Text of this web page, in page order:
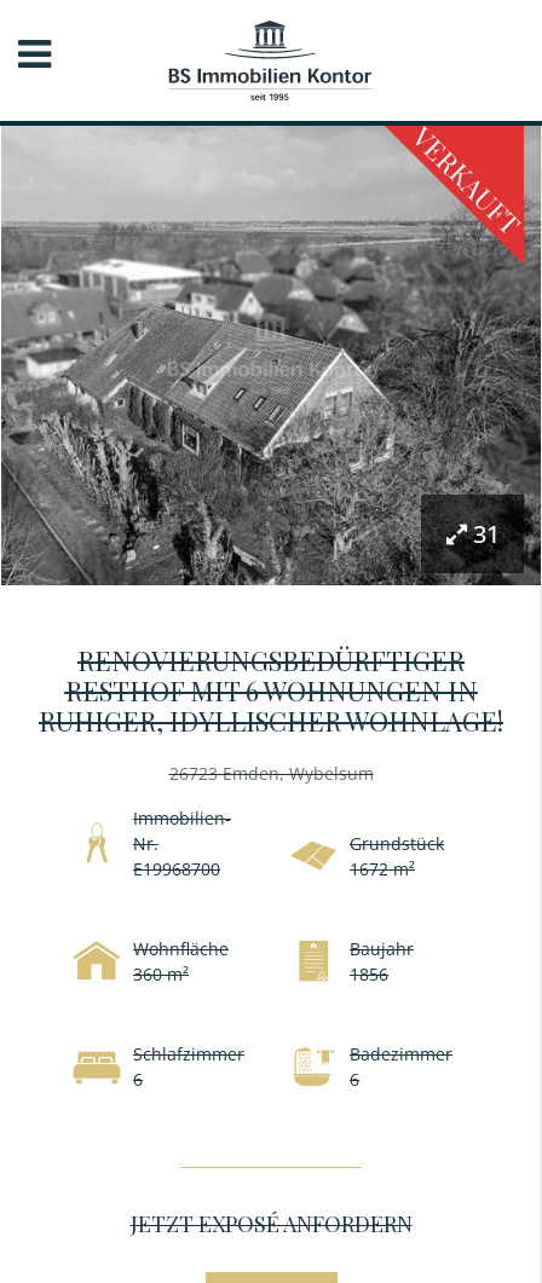
VERKAUFT
31
RENOVIERUNGSBEDÜRFTIGER
RESTHOF MIT 6 WOHNUNGEN IN
RUHIGER, IDYLLISCHER WOHNLAGE!
26723 Emden, Wybelsum
Immobilien-
Nr.
E19968700
Grundstück
1672 m²
Wohnfläche
360 m²
Baujahr
1856
Schlafzimmer
6
Badezimmer
6
JETZT EXPOSÉ ANFORDERN